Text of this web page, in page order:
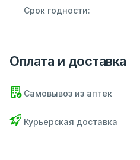
Срок годности:
Оплата и доставка
Самовывоз из аптек
Курьерская доставка